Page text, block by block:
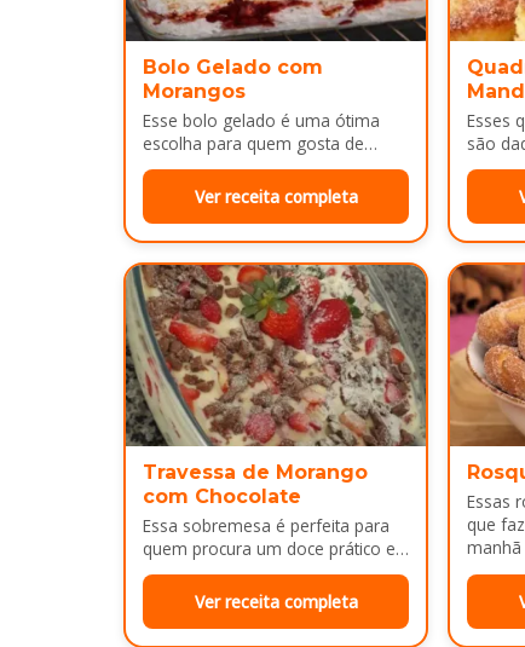
Bolo Gelado com
Morangos
Esse bolo gelado é uma ótima
escolha para quem gosta de
sobremesas bem cremosas e
refrescantes. As camadas de
massa…
Ver receita completa
Esses
são
no
Por…
Travessa de Morango
com Chocolate
Essa sobremesa é perfeita para
quem procura um doce prático e
bonito para servir em almoços de
família, aniversários ou…
Ver receita completa
Essas
que
manhã
bem